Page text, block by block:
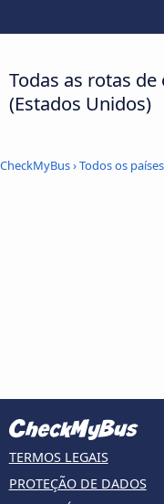
Todas as rotas
(Estados Unidos)
CheckMyBus›Todos os países
TERMOS LEGAIS
PROTEÇÃO DE DADOS